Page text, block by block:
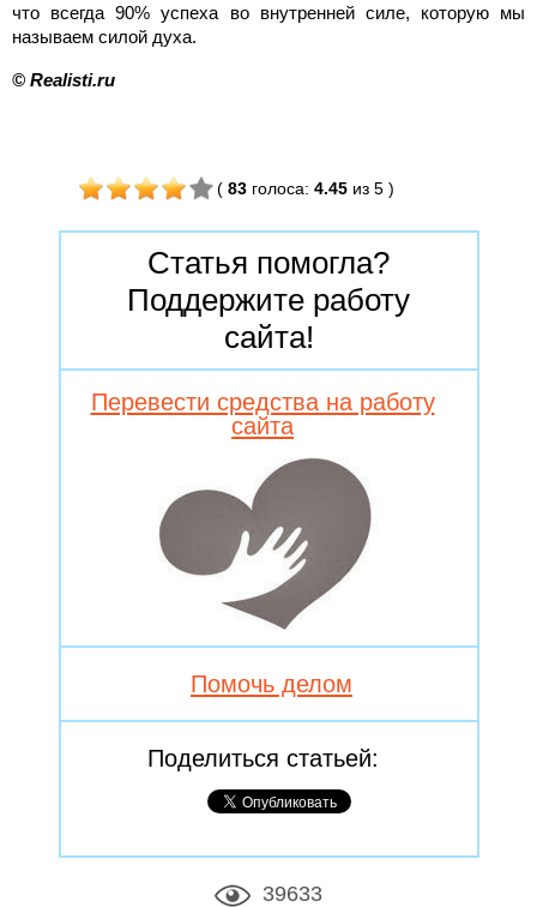
что всегда 90% успеха во внутренней силе, которую мы
называем силой духа.
© Realisti.ru
( 83 голоса: 4.45из 5)
Статья помогла?
Поддержите работу
сайта!
Перевести средства на работу
сайта
Помочь делом
Поделиться статьей:
39633